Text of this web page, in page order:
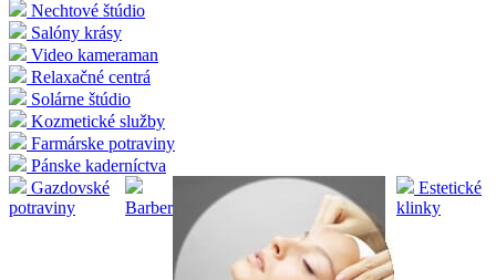
Nechtové štúdio
Salóny krásy
Video kameraman
Relaxačné centrá
Solárne štúdio
Kozmetické služby
Farmárske potraviny
Pánske kaderníctva
Gazdovské
potraviny
Barber
Estetické
klinky